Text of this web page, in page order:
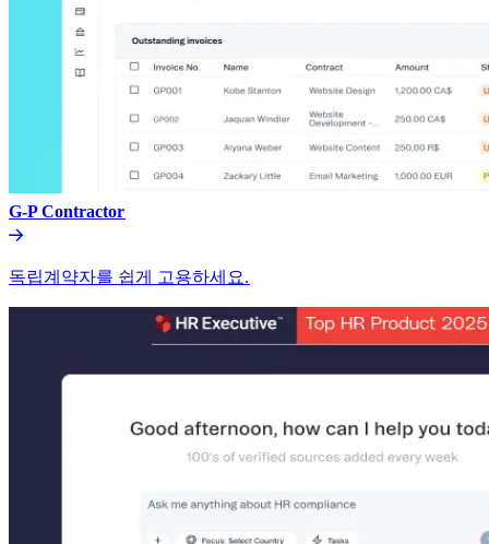
G-P Contractor​​
독립계약자를 쉽게 고용하세요.​​